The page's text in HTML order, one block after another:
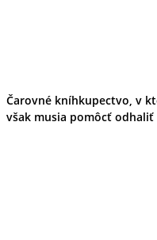
Čarovné kníhkupectvo, v
však musia pomôcť odhaliť